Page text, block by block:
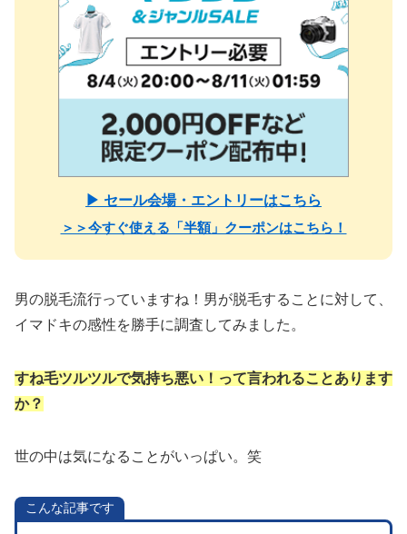
▶ セール会場・エントリーはこちら
＞＞今すぐ使える「半額」クーポンはこちら！
男の脱毛流行っていますね！男が脱毛することに対して、
イマドキの感性を勝手に調査してみました。
すね毛ツルツルで気持ち悪い！って言われることあります
か？
世の中は気になることがいっぱい。笑
こんな記事です